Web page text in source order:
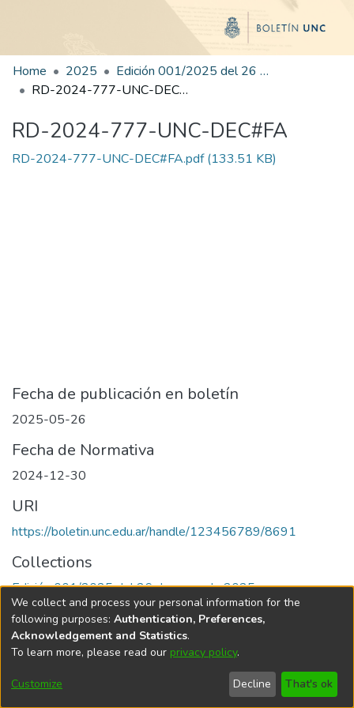
Home 2025
Edición 001/2025 del 26 de mayo de 2025
RD-2024-777-UNC-DEC#FA
RD-2024-777-UNC-DEC#FA
RD-2024-777-UNC-DEC#FA.pdf(133.51 KB)
Fecha de publicación en boletín
2025-05-26
Fecha de Normativa
2024-12-30
URI
https://boletin.unc.edu.ar/handle/123456789/8691
Collections
Edición 001/2025 del 26 de mayo de 2025
Universidad Nacional de Córdoba
We collect and process your personal information for the
following purposes: Authentication, Preferences,
Acknowledgement and Statistics.
To learn more, please read our privacy policy.
Customize Decline That's ok